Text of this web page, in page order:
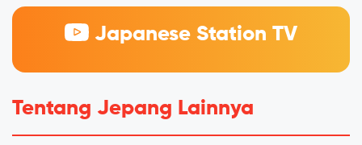
Japanese Station TV
Tentang Jepang Lainnya